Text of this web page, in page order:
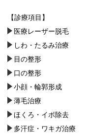
【診療項目】
医療レーザー脱毛
しわ・たるみ治療
目の整形
口の整形
小顔・︎輪郭形成
薄毛治療
ほくろ・イボ除去
多汗症・ワキガ治療